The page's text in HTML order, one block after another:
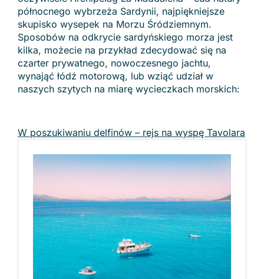
północnego wybrzeża Sardynii, najpiękniejsze
skupisko wysepek na Morzu Śródziemnym.
Sposobów na odkrycie sardyńskiego morza jest
kilka, możecie na przykład zdecydować się na
czarter prywatnego, nowoczesnego jachtu,
wynająć łódź motorową, lub wziąć udział w
naszych szytych na miarę wycieczkach morskich:
W poszukiwaniu delfinów – rejs na wyspę Tavolara